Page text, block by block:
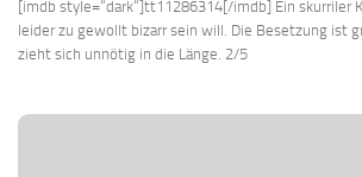
[imdb style=“dark“]tt11286314[/imdb] Ein skurriler
leider zu gewollt bizarr sein will. Die Besetzung ist
zieht sich unnötig in die Länge. 2/5